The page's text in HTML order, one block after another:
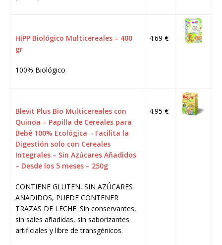
HiPP Biológico Multicereales – 400
gr
100% Biológico
4.69 €
Blevit Plus Bio Multicereales con
Quinoa – Papilla de Cereales para
Bebé 100% Ecológica – Facilita la
Digestión solo con Cereales
Integrales – Sin Azúcares Añadidos
– Desde los 5 meses – 250g
CONTIENE GLUTEN, SIN AZÚCARES
AÑADIDOS, PUEDE CONTENER
TRAZAS DE LECHE: Sin conservantes,
sin sales añadidas, sin saborizantes
artificiales y libre de transgénicos.
4.95 €